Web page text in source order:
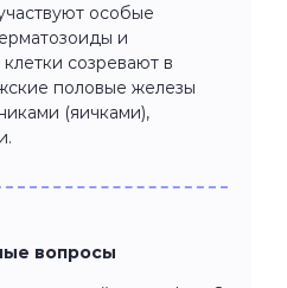
особые
и
созревают в
половые железы
(яичками),
вопросы